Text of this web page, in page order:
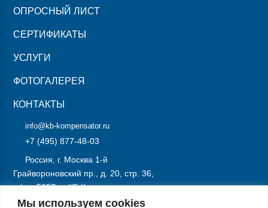
Мы используем cookies
ОПРОСНЫЙ ЛИСТ
СЕРТИФИКАТЫ
УСЛУГИ
ФОТОГАЛЕРЕЯ
КОНТАКТЫ
info@kb-kompensator.ru
+7 (495) 877-48-03
Россия, г. Москва 1-й
Грайвороновский пр., д. 20, стр. 36,
офис 505В, «КБ Компенсатор»